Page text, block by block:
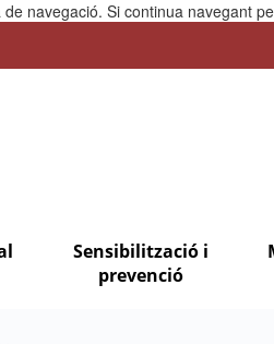
navegació. Si continua navegant
Sensibilització i
prevenció